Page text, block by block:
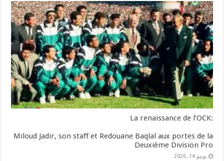
:La renaissance de l’OCK
Miloud Jadir, son staff et Redouane Baqlal aux portes de la
Deuxième Division Pro
يونيو 14, 2026